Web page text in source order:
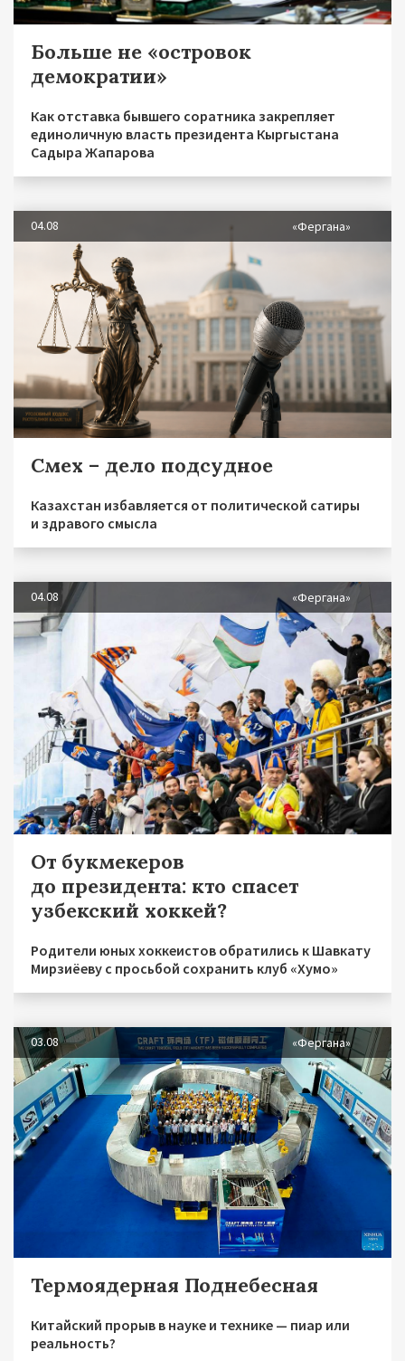
Больше не «островок
демократии»
Как отставка бывшего соратника закрепляет
единоличную власть президента Кыргыстана
Садыра Жапарова
04.08 «Фергана»
Смех – дело подсудное
Казахстан избавляется от политической сатиры
и здравого смысла
04.08 «Фергана»
От букмекеров
до президента: кто спасет
узбекский хоккей?
Родители юных хоккеистов обратились к Шавкату
Мирзиёеву с просьбой сохранить клуб «Хумо»
03.08 «Фергана»
Термоядерная Поднебесная
Китайский прорыв в науке и технике — пиар или
реальность?